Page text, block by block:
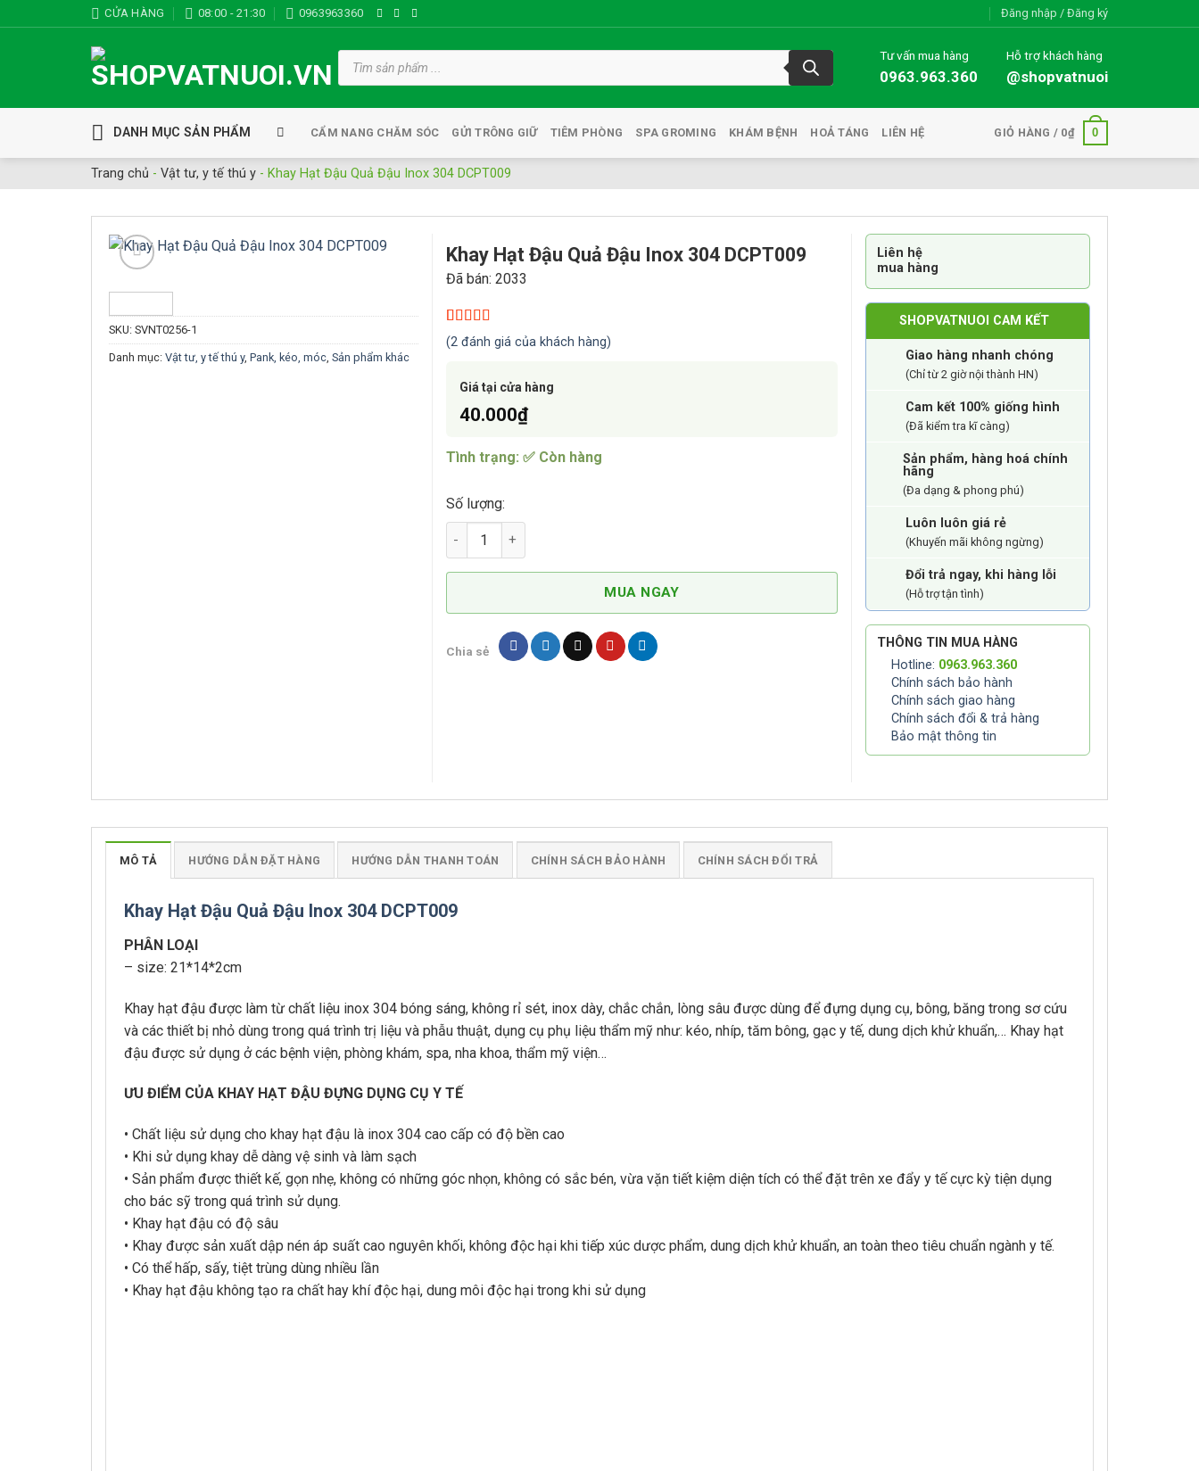
qua
CỬA HÀNG 08:00 - 21:30 0963963360 Đăng nhập / Đăng ký
Tìm
kiếm
phẩm
Tư vấn mua hàng
0963.963.360
Hỗ trợ khách hàng
@shopvatnuoi
DANH MỤC SẢN PHẨM CẨM NANG CHĂM SÓC GỬI TRÔNG GIỮ TIÊM PHÒNG SPA GROMING KHÁM BỆNH HOẢ TÁNG LIÊN HỆ GIỎ HÀNG / 0₫ 0
Trang chủ - Vật tư, y tế thú y - Khay Hạt Đậu Quả Đậu Inox 304 DCPT009
SKU: SVNT0256-1
Danh mục: Vật tư, y tế thú y, Pank, kéo, móc Sản phẩm khác
Khay Hạt Đậu Quả Đậu Inox 304 DCPT009
Đã bán: 2033
5.00trên 5
dựa trên
2
(2đánh giá của khách hàng)
Giá tại cửa hàng
40.000₫
Tình trạng: ✅ Còn hàng
Số lượng:
Khay Hạt Đậu Quả Đậu Inox 304 DCPT009 số lượng
MUA NGAY
Chia sẻ
Liên hệ
mua hàng
SHOPVATNUOI CAM KẾT
Giao hàng nhanh chóng
(Chỉ từ 2 giờ nội thành HN)
Cam kết 100% giống hình
(Đã kiểm tra kĩ càng)
Sản phẩm, hàng hoá chính
hãng
(Đa dạng & phong phú)
Luôn luôn giá rẻ
(Khuyến mãi không ngừng)
Đổi trả ngay, khi hàng lỗi
(Hỗ trợ tận tình)
THÔNG TIN MUA HÀNG
Hotline: 0963.963.360
Chính sách bảo hành
Chính sách giao hàng
Chính sách đổi & trả hàng
Bảo mật thông tin
MÔ TẢ HƯỚNG DẪN ĐẶT HÀNG HƯỚNG DẪN THANH TOÁN CHÍNH SÁCH BẢO HÀNH CHÍNH SÁCH ĐỔI TRẢ
Khay Hạt Đậu Quả Đậu Inox 304 DCPT009
PHÂN LOẠI
– size: 21*14*2cm
Khay hạt đậu được làm từ chất liệu inox 304 bóng sáng, không rỉ sét, inox dày, chắc chắn, lòng sâu được dùng để đựng dụng cụ, bông, băng trong sơ cứu
và các thiết bị nhỏ dùng trong quá trình trị liệu và phẫu thuật, dụng cụ phụ liệu thẩm mỹ như: kéo, nhíp, tăm bông, gạc y tế, dung dịch khử khuẩn,… Khay hạt
đậu được sử dụng ở các bệnh viện, phòng khám, spa, nha khoa, thẩm mỹ viện…
ƯU ĐIỂM CỦA KHAY HẠT ĐẬU ĐỰNG DỤNG CỤ Y TẾ
• Chất liệu sử dụng cho khay hạt đậu là inox 304 cao cấp có độ bền cao
• Khi sử dụng khay dễ dàng vệ sinh và làm sạch
• Sản phẩm được thiết kế, gọn nhẹ, không có những góc nhọn, không có sắc bén, vừa vặn tiết kiệm diện tích có thể đặt trên xe đẩy y tế cực kỳ tiện dụng
cho bác sỹ trong quá trình sử dụng.
• Khay hạt đậu có độ sâu
• Khay được sản xuất dập nén áp suất cao nguyên khối, không độc hại khi tiếp xúc dược phẩm, dung dịch khử khuẩn, an toàn theo tiêu chuẩn ngành y tế.
• Có thể hấp, sấy, tiệt trùng dùng nhiều lần
• Khay hạt đậu không tạo ra chất hay khí độc hại, dung môi độc hại trong khi sử dụng